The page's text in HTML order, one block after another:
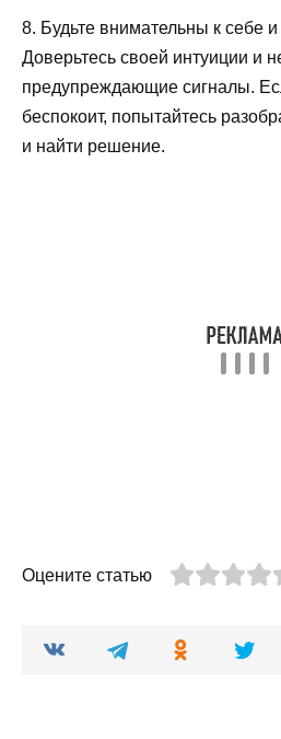
8. Будьте внимательны к себе
Доверьтесь своей интуиции и
предупреждающие сигналы.
беспокоит, попытайтесь
и найти решение.
Оцените статью